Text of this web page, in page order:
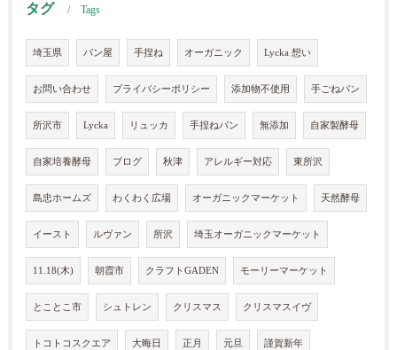
タグ Tags
埼玉県 パン屋 手捏ね オーガニック Lycka 想い
お問い合わせ プライバシーポリシー 添加物不使用 手ごねパン
所沢市 Lycka リュッカ 手捏ねパン 無添加 自家製酵母
自家培養酵母 ブログ 秋津 アレルギー対応 東所沢
島忠ホームズ わくわく広場 オーガニックマーケット 天然酵母
イースト ルヴァン 所沢 埼玉オーガニックマーケット
11.18(木) 朝霞市 クラフトGADEN モーリーマーケット
とことこ市 シュトレン クリスマス クリスマスイヴ
トコトコスクエア 大晦日 正月 元旦 謹賀新年